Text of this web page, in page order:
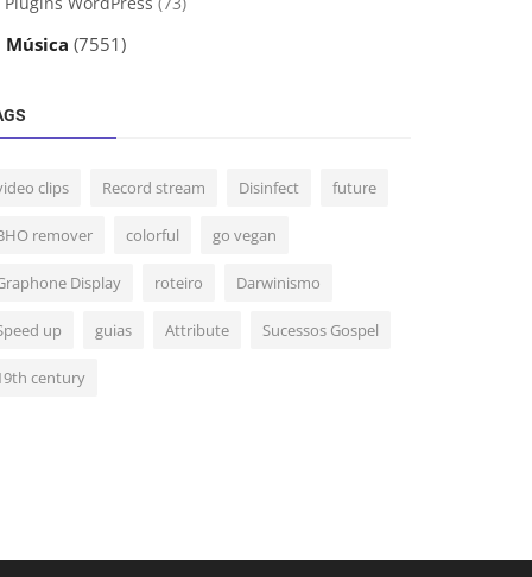
Música (7551)
clips Record stream Disinfect future
remover colorful go vegan
Display roteiro Darwinismo
up guias Attribute Sucessos Gospel
century